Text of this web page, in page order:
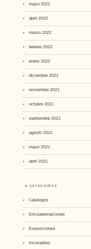
mayo 2022
abril 2022
marzo 2022
febrero 2022
enero 2022
diciembre 2021
noviembre 2021
octubre 2021
septiembre 2021
agosto 2021
mayo 2021
abril 2021
CATEGORÍAS
Catalógos
Encuadernaciones
Exposiciones
Incunables